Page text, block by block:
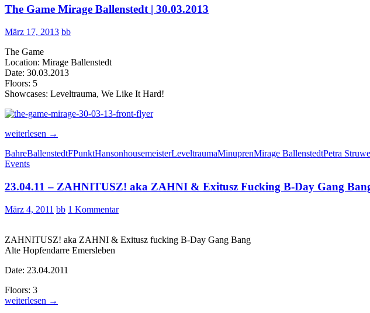
The Game Mirage Ballenstedt | 30.03.2013
März 17, 2013 bb
The Game
Location: Mirage Ballenstedt
Date: 30.03.2013
Floors: 5
Showcases: Leveltrauma, We Like It Hard!
The
Mirage
Ballenstedt
30.03.2013
weiterlesen →
BahreBallenstedtFPunktHansonhousemeisterLeveltraumaMinuprenMirage BallenstedtPetra Struwe
Events
23.04.11 – ZAHNITUSZ! aka ZAHNI & Exitusz Fucking B-Day Gang
März 4, 2011 bb 1 Kommentar
ZAHNITUSZ! aka ZAHNI & Exitusz fucking B-Day Gang Bang
Alte Hopfendarre Emersleben
Date: 23.04.2011
Floors: 3
23.04.11
weiterlesen →